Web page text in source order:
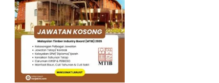
Warganegara Malaysia.
Umurtidak melebihi 22 tahun
Jun 2025 iaitu lahir pada atau selepas 30
Jun 2003.
Sihat tubuh badan (tidak termasuk
konteks ketidakupayaan dan tertakluk